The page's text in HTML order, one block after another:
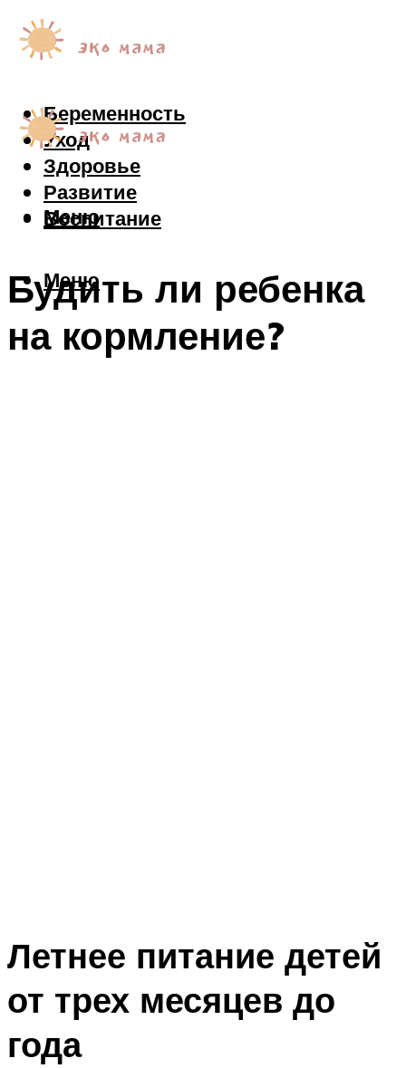
Беременность
Уход
Здоровье
Развитие
Воспитание
Меню
Меню
Будить ли ребенка
на кормление?
Летнее питание детей
от трех месяцев до
года